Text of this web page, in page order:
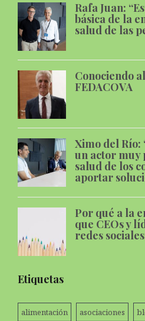
Rafa Juan:
básica de la
salud de las
Conociendo
FEDACOVA
Ximo del Río:
un actor muy
salud de los
aportar
Por qué a la
que CEOs y
redes sociales
Etiquetas
alimentación asociaciones